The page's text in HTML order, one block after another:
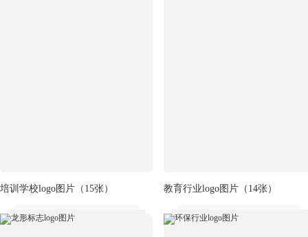
培训学校logo图片 （15张） 教育行业logo图片 （14张）